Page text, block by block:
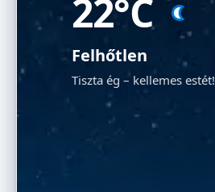
22°C
Felhőtlen
Tiszta ég – kellemes estét!